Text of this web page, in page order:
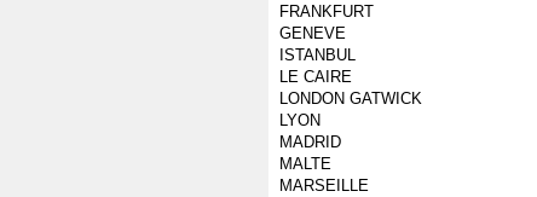
FRANKFURT
GENEVE
ISTANBUL
LE CAIRE
LONDON GATWICK
LYON
MADRID
MALTE
MARSEILLE